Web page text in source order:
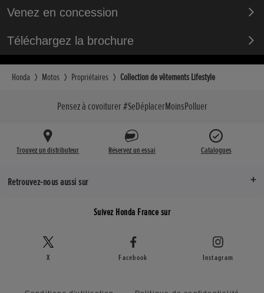
Venez en concession
Téléchargez la brochure
Honda Motos Propriétaires Collection de vêtements Lifestyle
Pensez à covoiturer #SeDéplacerMoinsPolluer
Trouvez un distributeur Réservez un essai Catalogues
Retrouvez-nous aussi sur
Suivez Honda France sur
X Facebook Instagram